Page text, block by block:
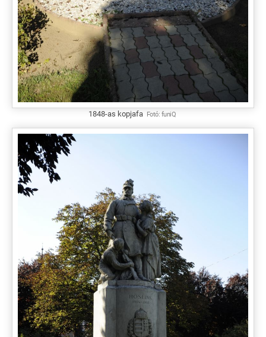
1848-as kopjafa Fotó: funiQ